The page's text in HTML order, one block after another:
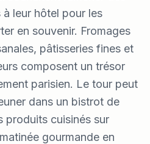
leur hôtel pour les
en souvenir. Fromages
pâtisseries fines et
composent un trésor
parisien. Le tour peut
dans un bistrot de
produits cuisinés sur
gourmande en